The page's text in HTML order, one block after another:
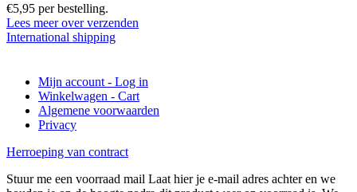
€5,95 per bestelling.
Lees meer over verzenden
International shipping
Mijn account - Log in
Winkelwagen - Cart
Algemene voorwaarden
Privacy
Herroeping van contract
Stuur me een voorraad mail Laat hier je e-mail adres achter en we